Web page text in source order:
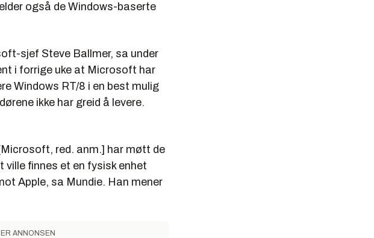
også de Windows-baserte
sjef Steve Ballmer, sa under
i forrige uke at Microsoft har
Windows RT/8 i en best mulig
ikke har greid å levere.
red. anm.] har møtt de
finnes et en fysisk enhet
Apple, sa Mundie. Han mener
ANNONSEN